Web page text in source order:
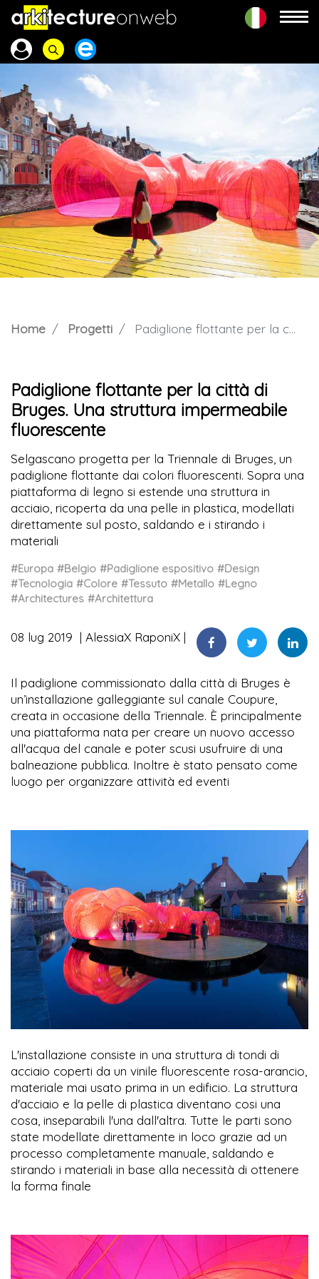
Home Progetti Padiglione flottante per la città di Bruges. Una struttura impermeabile fluorescente
Padiglione flottante per la città di
Bruges. Una struttura impermeabile
fluorescente
Selgascano progetta per la Triennale di Bruges, un
padiglione flottante dai colori fluorescenti. Sopra una
piattaforma di legno si estende una struttura in
acciaio, ricoperta da una pelle in plastica, modellati
direttamente sul posto, saldando e i stirando i
materiali
#Europa #Belgio #Padiglione espositivo #Design
#Tecnologia #Colore #Tessuto #Metallo #Legno
#Architectures #Architettura
08 lug 2019 AlessiaX RaponiX
Il padiglione commissionato dalla città di Bruges è
un’installazione galleggiante sul canale Coupure,
creata in occasione della Triennale. È principalmente
una piattaforma nata per creare un nuovo accesso
all'acqua del canale e poter scusi usufruire di una
balneazione pubblica. Inoltre è stato pensato come
luogo per organizzare attività ed eventi
L'installazione consiste in una struttura di tondi di
acciaio coperti da un vinile fluorescente rosa-arancio,
materiale mai usato prima in un edificio. La struttura
d'acciaio e la pelle di plastica diventano cosi una
cosa, inseparabili l'una dall'altra. Tutte le parti sono
state modellate direttamente in loco grazie ad un
processo completamente manuale, saldando e
stirando i materiali in base alla necessità di ottenere
la forma finale